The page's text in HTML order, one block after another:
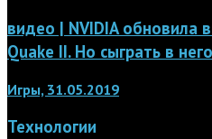
видео | NVIDIA
Quake II. Но сыграть в
Игры, 31.05.2019
Технологии